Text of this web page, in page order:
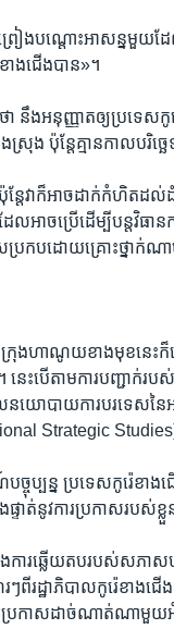
រៀង​បណ្ដោះ​អាសន្ន​មួយ​ដែ
ង​ជើង​បាន»។
នឹង​អនុញ្ញាត​ឲ្យ​ប្រទេស​កូ
ស្រុង ប៉ុន្តែ​គ្មាន​កាល​បរិ
តែ​វា​ក៏​អាច​ដាក់​កំហិត​ដល់​
ល​អាច​ប្រើ​ដើម្បី​បន្ត​វិធា
ស​ប្រកប​ដោយ​គ្រោះ​ថ្នាក់​
ក្រុង​ហាណូយ​ខាង​មុខ​នេះ​
នេះ​បើ​តាម​ការ​បញ្ជាក់​រ
យោបាយ​ការបរទេស​នៃ​
Strategic
ចុប្បន្ន ប្រទេស​កូរ៉េ​ខា
ាត់​នូវ​ការ​ប្រកាស​របស់​ខ្លួ
ារ​ឆ្លើយតប​របស់​សភា​សហ
ពី​រដ្ឋាភិបាល​កូរ៉េ​ខាង​ជ
រ​ប្រកាស​ដាច់​ណាត់​ណា​មួយ​